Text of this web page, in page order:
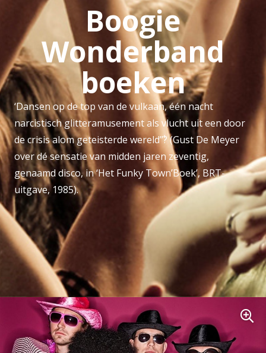
Boogie
Wonderband
boeken
‘Dansen op de top van de vulkaan, één nacht
narcistisch glitteramusement als vlucht uit een door
de crisis alom geteisterde wereld’݃’? (Gust De Meyer
over dé sensatie van midden jaren zeventig,
genaamd disco, in ‘Het Funky Town’Boek’, BRT-
uitgave, 1985).